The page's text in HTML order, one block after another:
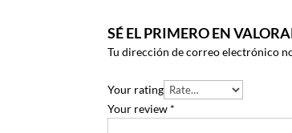
SÉ EL PRIMERO EN
Tu dirección de correo electrónico
Your rating
Your review *